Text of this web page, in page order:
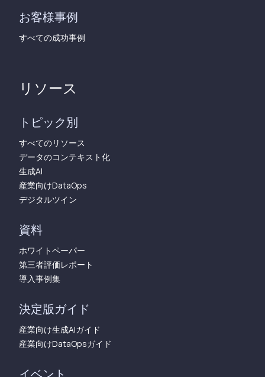
お客様事例
すべての成功事例
リソース
トピック別
すべてのリソース
データのコンテキスト化
生成AI
産業向けDataOps
デジタルツイン
資料
ホワイトペーパー
第三者評価レポート
導入事例集
決定版ガイド
産業向け生成AIガイド
産業向けDataOpsガイド